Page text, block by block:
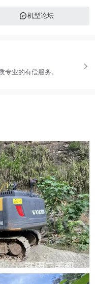
机型论坛
专业的有偿服务。